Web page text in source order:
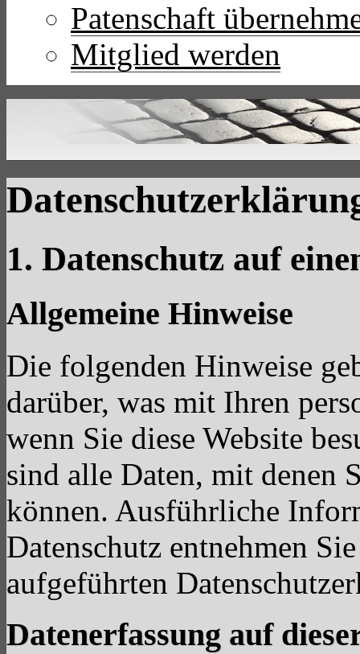
Patenschaft
Mitglied werden
1. Datenschutz auf
Allgemeine Hinweise
Die folgenden Hinweise
darüber, was mit Ihren
wenn Sie diese Website
sind alle Daten, mit denen
können. Ausführliche
Datenschutz entnehmen
aufgeführten
Datenerfassung auf